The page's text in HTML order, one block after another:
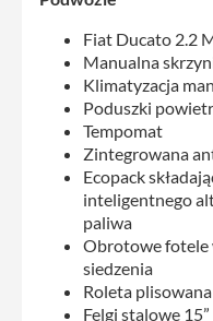
Fiat Ducato 2.2
Manualna
Klimatyzacja
Poduszki
Tempomat
Zintegrowana
Ecopack
inteligentnego
paliwa
Obrotowe fotele
siedzenia
Roleta
Felgi stalowe 15”